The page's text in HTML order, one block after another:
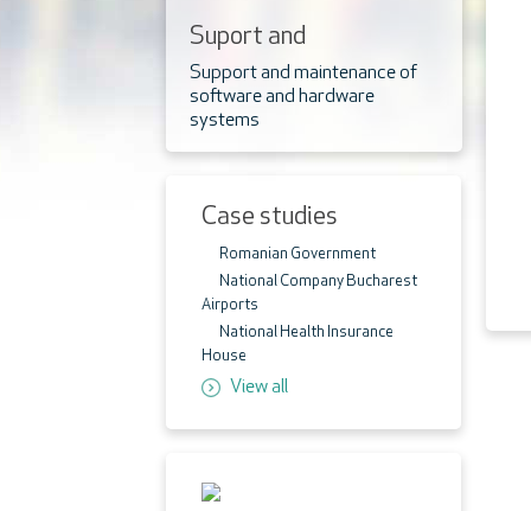
Suport and
mentenance for our
sistems
Support and maintenance of
software and hardware
systems
Case studies
Romanian Government
National Company Bucharest
Airports
National Health Insurance
House
View all